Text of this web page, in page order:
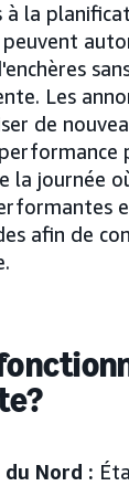
la
peuvent
Les
de
la journée
afin de
Nord :